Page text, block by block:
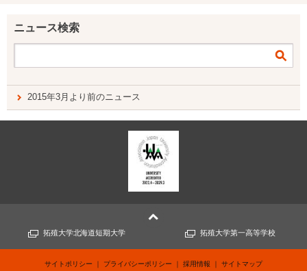
ニュース検索
2015年3月より前のニュース
拓殖大学北海道短期大学 拓殖大学第一高等学校
サイトポリシー プライバシーポリシー 採用情報 サイトマップ